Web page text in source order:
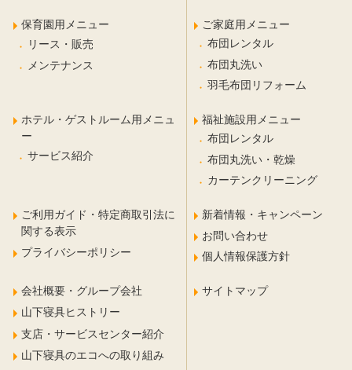
保育園用メニュー
リース・販売
メンテナンス
ご家庭用メニュー
布団レンタル
布団丸洗い
羽毛布団リフォーム
ホテル・ゲストルーム用メニュ
ー
サービス紹介
福祉施設用メニュー
布団レンタル
布団丸洗い・乾燥
カーテンクリーニング
ご利用ガイド・特定商取引法に
関する表示
プライバシーポリシー
新着情報・キャンペーン
お問い合わせ
個人情報保護方針
会社概要・グループ会社
山下寝具ヒストリー
支店・サービスセンター紹介
山下寝具のエコへの取り組み
サイトマップ